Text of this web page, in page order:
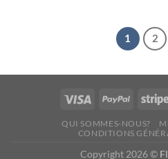
1 2
QUI SOMMES-NOUS?
CONDITIONS
Copyright 2026 ©